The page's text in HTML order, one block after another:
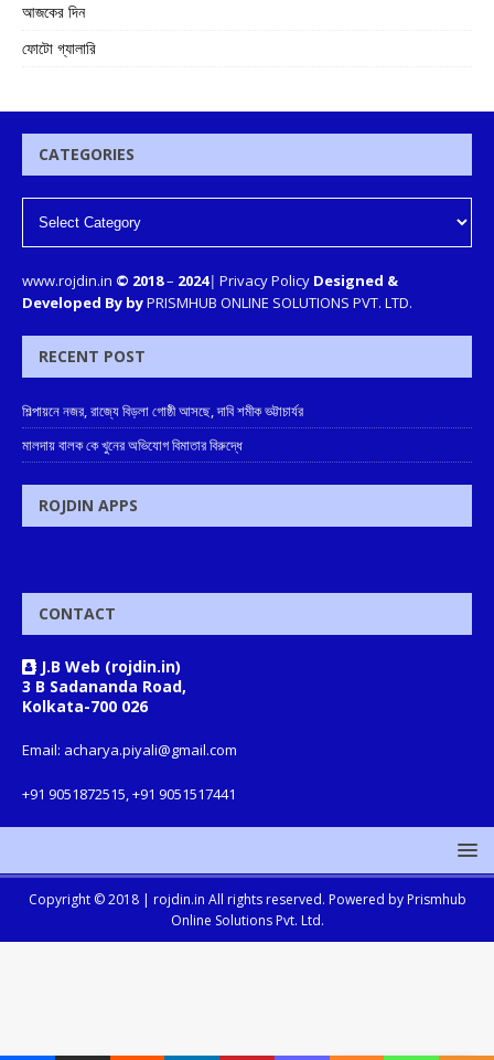
আজকের দিন
ফোটো গ্যালারি
CATEGORIES
www.rojdin.in © 2018– 2024| Privacy Policy Designed &
Developed By byPRISMHUB ONLINE SOLUTIONS PVT. LTD.
RECENT POST
শিল্পায়নে নজর, রাজ্যে বিড়লা গোষ্ঠী আসছে, দাবি শমীক ভট্টাচার্যর
মালদায় বালক কে খুনের অভিযোগ বিমাতার বিরুদ্ধে
ROJDIN APPS
CONTACT
J.B Web (rojdin.in)
3 B Sadananda Road,
Kolkata-700 026
Email: acharya.piyali@gmail.com
+91 9051872515, +91 9051517441
Copyright © 2018 | rojdin.in All rights reserved. Powered by Prismhub
Online Solutions Pvt. Ltd.